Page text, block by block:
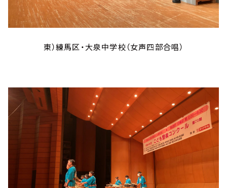
東）練馬区・大泉中学校（女声四部合唱）